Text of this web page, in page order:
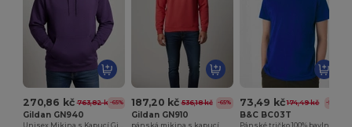
270,86 kč 763,82 kč-65%
Gildan GN940
187,20 kč 536,18 kč -65%
Gildan GN910
pánská mikina s kapucí
73,49 kč 174,49 kč -58%
B&C BC03T
Pánské tričko 100% bavlna